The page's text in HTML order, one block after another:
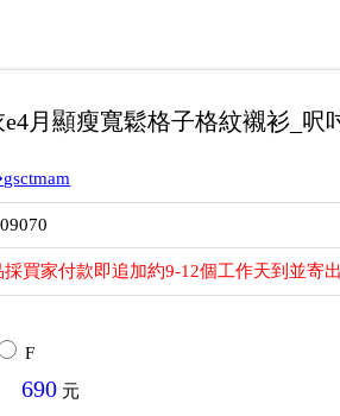
月顯瘦寬鬆格子格紋襯衫_呎
採買家付款即追加約9-12個工作天到並寄
F
690 元